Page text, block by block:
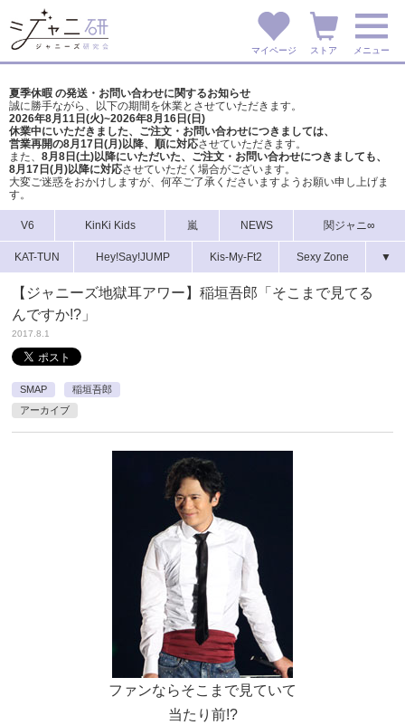
マイページ ストア メニュー
夏季休暇 の発送・お問い合わせに関するお知らせ
誠に勝手ながら、以下の期間を休業とさせていただきます。
2026年8月11日(火)~2026年8月16日(日)
休業中にいただきました、ご注文・お問い合わせにつきましては、
営業再開の8月17日(月)以降、順に対応させていただきます。
また、 8月8日(土)以降にいただいた、ご注文・ お問い合わせにつきましても、
8月17日(月)以降に対応させていただく場合がございます。
大変ご迷惑をおかけしますが、 何卒ご了承くださいますようお願い申し上げま
す。
V6 KinKi Kids 嵐 NEWS 関ジャニ∞
KAT-TUN Hey!Say!JUMP Kis-My-Ft2 Sexy Zone ▼
【ジャニーズ地獄耳アワー】稲垣吾郎「そこまで見てる
んですか!?」
2017.8.1
SMAP
稲垣吾郎
アーカイブ
ファンならそこまで見ていて
当たり前!?